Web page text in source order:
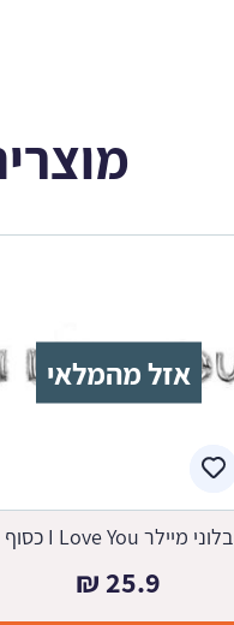
אזל מהמלאי
בלוני מיילר I Love You כסוף
25.9
₪